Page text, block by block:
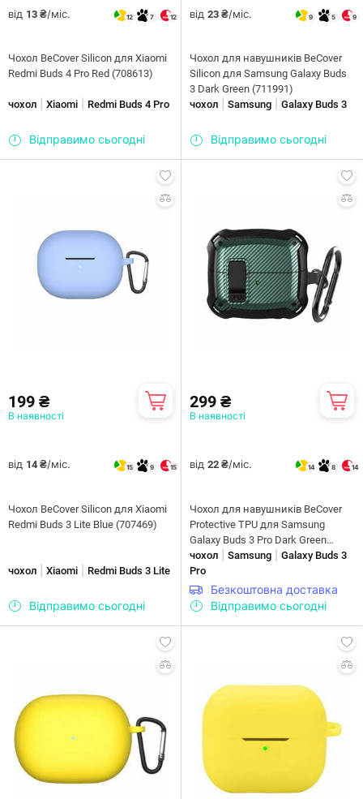
від 13 ₴/міс. 12 7 12
Чохол BeCover Silicon для Xiaomi
Redmi Buds 4 Pro Red (708613)
чохол Xiaomi Redmi Buds 4 Pro
Відправимо сьогодні
від 23 ₴/міс. 9 5 9
Чохол для навушників BeCover
Silicon для Samsung Galaxy Buds
3 Dark Green (711991)
чохол
Samsung Galaxy Buds 3
Відправимо сьогодні
199 ₴
В наявності
від 14 ₴/міс. 15 9 15
Чохол BeCover Silicon для Xiaomi
Redmi Buds 3 Lite Blue (707469)
чохол Xiaomi Redmi Buds 3 Lite
Відправимо сьогодні
299 ₴
В наявності
від 22 ₴/міс. 14 8 14
Чохол для навушників BeCover
Protective TPU для Samsung
Galaxy Buds 3 Pro Dark Green
(712010)
чохол Samsung
Galaxy Buds 3
Pro
Безкоштовна доставка
Відправимо сьогодні